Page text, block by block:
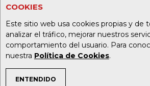
COOKIES
Este sitio web usa cookies propias y de
analizar el tráfico, mejorar nuestros
comportamiento del usuario. Para
nuestra Política de Cookies.
ENTENDIDO